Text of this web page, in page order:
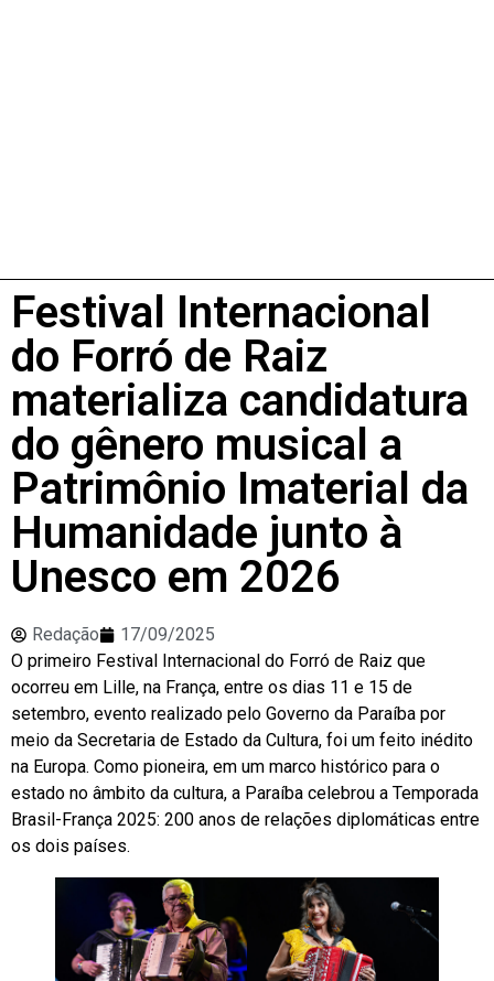
Festival Internacional
do Forró de Raiz
materializa candidatura
do gênero musical a
Patrimônio Imaterial da
Humanidade junto à
Unesco em 2026
Redação
17/09/2025
O primeiro Festival Internacional do Forró de Raiz que
ocorreu em Lille, na França, entre os dias 11 e 15 de
setembro, evento realizado pelo Governo da Paraíba por
meio da Secretaria de Estado da Cultura, foi um feito inédito
na Europa. Como pioneira, em um marco histórico para o
estado no âmbito da cultura, a Paraíba celebrou a Temporada
Brasil-França 2025: 200 anos de relações diplomáticas entre
os dois países.